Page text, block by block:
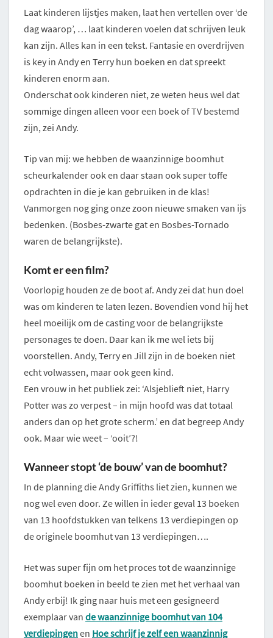
Laat kinderen lijstjes maken, laat hen vertellen over ‘de
dag waarop’, … laat kinderen voelen dat schrijven leuk
kan zijn. Alles kan in een tekst. Fantasie en overdrijven
is key in Andy en Terry hun boeken en dat spreekt
kinderen enorm aan.
Onderschat ook kinderen niet, ze weten heus wel dat
sommige dingen alleen voor een boek of TV bestemd
zijn, zei Andy.
Tip van mij: we hebben de waanzinnige boomhut
scheurkalender ook en daar staan ook super toffe
opdrachten in die je kan gebruiken in de klas!
Vanmorgen nog ging onze zoon nieuwe smaken van ijs
bedenken. (Bosbes-zwarte gat en Bosbes-Tornado
waren de belangrijkste).
Komt er een film?
Voorlopig houden ze de boot af. Andy zei dat hun doel
was om kinderen te laten lezen. Bovendien vond hij het
heel moeilijk om de casting voor de belangrijkste
personages te doen. Daar kan ik me wel iets bij
voorstellen. Andy, Terry en Jill zijn in de boeken niet
echt volwassen, maar ook geen kind.
Een vrouw in het publiek zei: ‘Alsjeblieft niet, Harry
Potter was zo verpest – in mijn hoofd was dat totaal
anders dan op het grote scherm.’ en dat begreep Andy
ook. Maar wie weet – ‘ooit’?!
Wanneer stopt ‘de bouw’ van de boomhut?
In de planning die Andy Griffiths liet zien, kunnen we
nog wel even door. Ze willen in ieder geval 13 boeken
van 13 hoofdstukken van telkens 13 verdiepingen op
de originele boomhut van 13 verdiepingen….
Het was super fijn om het proces tot de waanzinnige
boomhut boeken in beeld te zien met het verhaal van
Andy erbij! Ik ging naar huis met een gesigneerd
exemplaar van de waanzinnige boomhut van 104
verdiepingenen Hoe schrijf je zelf een waanzinnig